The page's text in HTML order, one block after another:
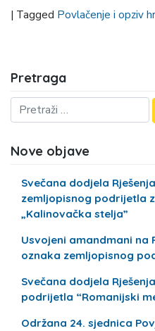
| Tagged Povlačenje i opziv
Pretraga
Nove objave
Svečana dodjela
zemljopisnog podrijetla
„Kalinovačka stelja”
Usvojeni amandmani na
oznaka zemljopisnog
Svečana dodjela
podrijetla “Romanijski
Održana 24. sjednica